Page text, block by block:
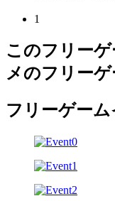
1
このフリー
メのフリーゲ
フリーゲーム